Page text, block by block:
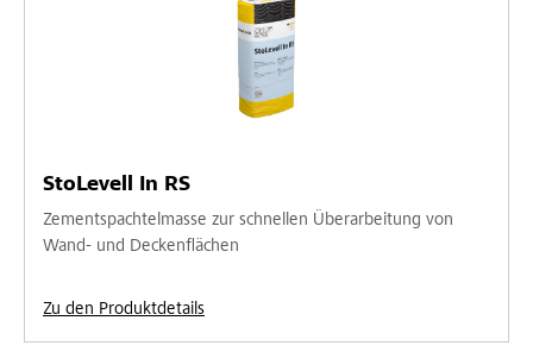
StoLevell In RS
Zementspachtelmasse zur schnellen Überarbeitung von
Wand- und Deckenflächen
Zu den Produktdetails